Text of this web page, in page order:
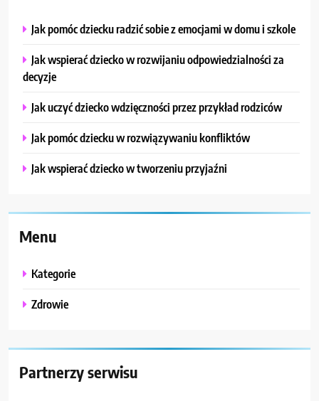
Jak pomóc dziecku radzić sobie z emocjami w domu i szkole
Jak wspierać dziecko w rozwijaniu odpowiedzialności za
decyzje
Jak uczyć dziecko wdzięczności przez przykład rodziców
Jak pomóc dziecku w rozwiązywaniu konfliktów
Jak wspierać dziecko w tworzeniu przyjaźni
Menu
Kategorie
Zdrowie
Partnerzy serwisu